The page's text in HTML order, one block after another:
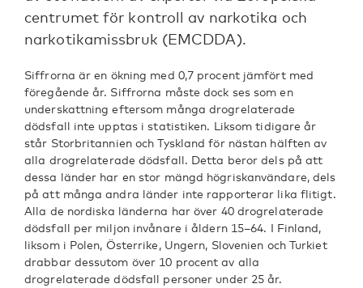
centrumet för kontroll av narkotika och
narkotikamissbruk (EMCDDA).
Siffrorna är en ökning med 0,7 procent jämfört med
föregående år. Siffrorna måste dock ses som en
underskattning eftersom många drogrelaterade
dödsfall inte upptas i statistiken. Liksom tidigare år
står Storbritannien och Tyskland för nästan hälften av
alla drogrelaterade dödsfall. Detta beror dels på att
dessa länder har en stor mängd högriskanvändare, dels
på att många andra länder inte rapporterar lika flitigt.
Alla de nordiska länderna har över 40 drogrelaterade
dödsfall per miljon invånare i åldern 15–64. I Finland,
liksom i Polen, Österrike, Ungern, Slovenien och Turkiet
drabbar dessutom över 10 procent av alla
drogrelaterade dödsfall personer under 25 år.